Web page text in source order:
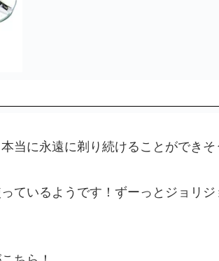
当に永遠に剃り続けることができそ
ているようです！ずーっとジョリ